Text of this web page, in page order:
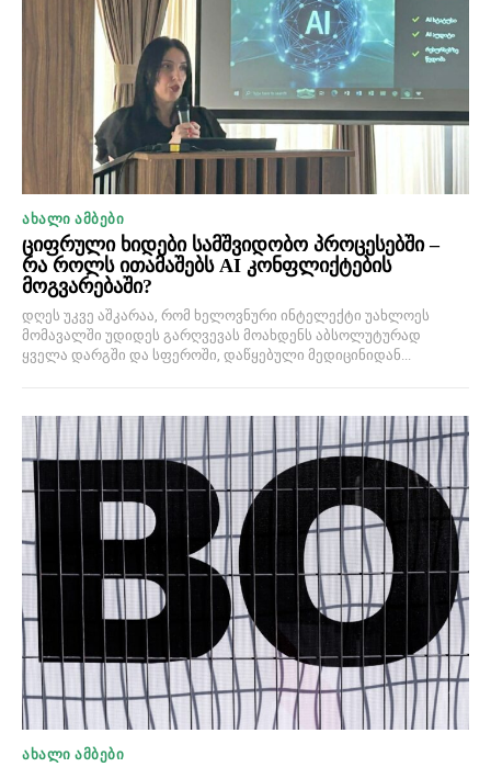
ᲐᲮᲐᲚᲘ ᲐᲛᲑᲔᲑᲘ
ციფრული ხიდები სამშვიდობო პროცესებში –
რა როლს ითამაშებს AI კონფლიქტების
მოგვარებაში?
დღეს უკვე აშკარაა, რომ ხელოვნური ინტელექტი უახლოეს
მომავალში უდიდეს გარღვევას მოახდენს აბსოლუტურად
ყველა დარგში და სფეროში, დაწყებული მედიცინიდან...
ᲐᲮᲐᲚᲘ ᲐᲛᲑᲔᲑᲘ